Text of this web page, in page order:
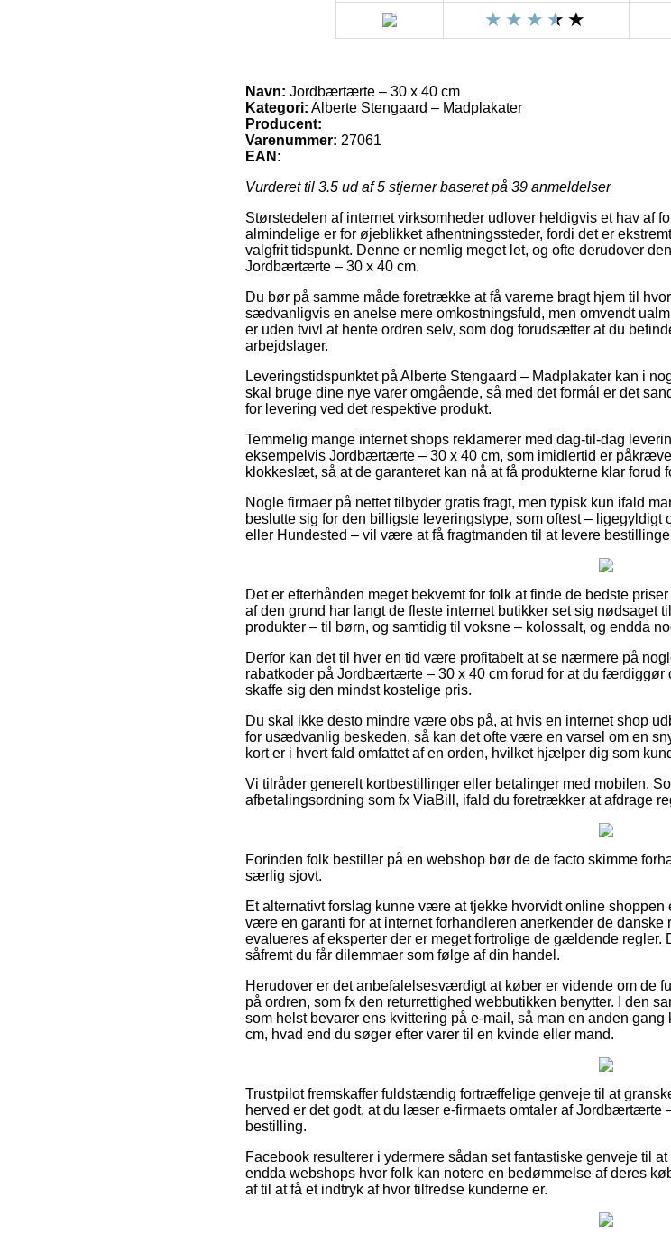
Navn: Jordbærtærte – 30 x 40 cm
Kategori: Alberte Stengaard – Madplakater
Producent:
Varenummer: 27061
EAN:
Vurderet til 3.5 ud af 5 stjerner baseret på 39 anmeldelser
Størstedelen af internet virksomheder udlover heldigvis et hav af
almindelige er for øjeblikket afhentningssteder, fordi det er
valgfrit tidspunkt. Denne er nemlig meget let, og ofte derudover
Jordbærtærte – 30 x 40 cm.
Du bør på samme måde foretrække at få varerne bragt hjem til
sædvanligvis en anelse mere omkostningsfuld, men omvendt
er uden tvivl at hente ordren selv, som dog forudsætter at du
arbejdslager.
Leveringstidspunktet på Alberte Stengaard – Madplakater kan i
skal bruge dine nye varer omgående, så med det formål er det
for levering ved det respektive produkt.
Temmelig mange internet shops reklamerer med dag-til-dag
eksempelvis Jordbærtærte – 30 x 40 cm, som imidlertid er
klokkeslæt, så at de garanteret kan nå at få produkterne klar forud
Nogle firmaer på nettet tilbyder gratis fragt, men typisk kun ifald
beslutte sig for den billigste leveringstype, som oftest –
eller Hundested – vil være at få fragtmanden til at levere
Det er efterhånden meget bekvemt for folk at finde de bedste
af den grund har langt de fleste internet butikker set sig
produkter – til børn, og samtidig til voksne – kolossalt, og endda
Derfor kan det til hver en tid være profitabelt at se nærmere på
rabatkoder på Jordbærtærte – 30 x 40 cm forud for at du færdiggør
skaffe sig den mindst kostelige pris.
Du skal ikke desto mindre være obs på, at hvis en internet shop
for usædvanlig beskeden, så kan det ofte være en varsel om en
kort er i hvert fald omfattet af en orden, hvilket hjælper dig som
Vi tilråder generelt kortbestillinger eller betalinger med mobilen.
afbetalingsordning som fx ViaBill, ifald du foretrækker at afdrage
Forinden folk bestiller på en webshop bør de de facto skimme
særlig sjovt.
Et alternativt forslag kunne være at tjekke hvorvidt online
være en garanti for at internet forhandleren anerkender de danske
evalueres af eksperter der er meget fortrolige de gældende regler.
såfremt du får dilemmaer som følge af din handel.
Herudover er det anbefalelsesværdigt at køber er vidende om de
på ordren, som fx den returrettighed webbutikken benytter. I den
som helst bevarer ens kvittering på e-mail, så man en anden
cm, hvad end du søger efter varer til en kvinde eller mand.
Trustpilot fremskaffer fuldstændig fortræffelige genveje til at
herved er det godt, at du læser e-firmaets omtaler af Jordbærtærte
bestilling.
Facebook resulterer i ydermere sådan set fantastiske genveje til
endda webshops hvor folk kan notere en bedømmelse af deres
af til at få et indtryk af hvor tilfredse kunderne er.